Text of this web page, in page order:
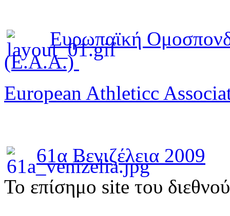
Ευρωπαϊκή
(E.A.A.)
European Athleticc
61α Βενιζέλεια 2009
To επίσημο site του